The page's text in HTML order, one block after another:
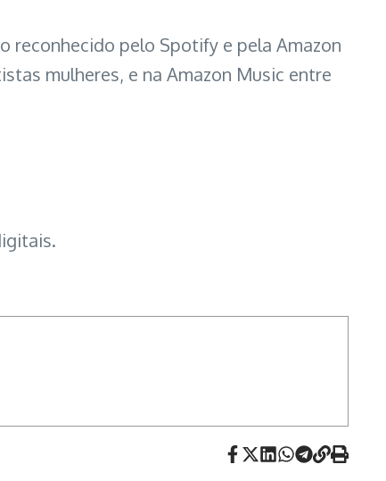
reconhecido pelo Spotify e pela Amazon
mulheres, e na Amazon Music entre